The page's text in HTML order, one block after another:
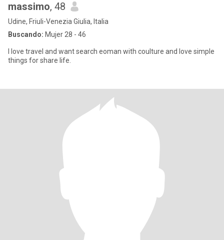
massimo, 48
Udine, Friuli-Venezia Giulia, Italia
Buscando: Mujer 28 - 46
I love travel and want search eoman with coulture and love simple
things for share life.